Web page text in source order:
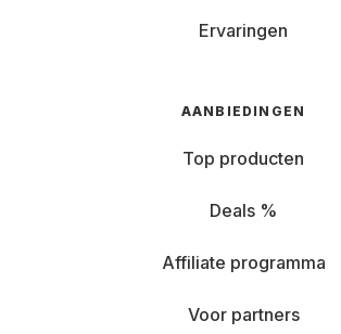
Ervaringen
AANBIEDINGEN
Top producten
Deals %
Affiliate programma
Voor partners